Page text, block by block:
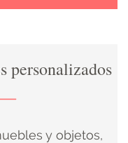
personalizados
y objetos,